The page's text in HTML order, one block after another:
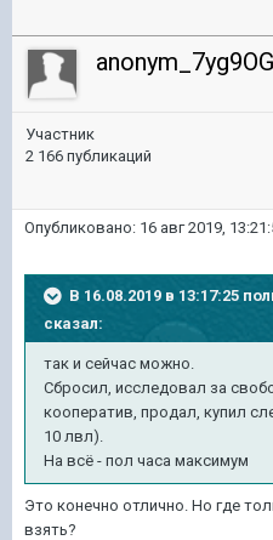
Участник
2 166 публикаций
Опубликовано: 16 авг 2019,
В 16.08.2019 в 13:17:25
сказал:
так и сейчас можно.
Сбросил, исследовал за
кооператив, продал, купил
10 лвл).
На всё - пол часа максимум
Это конечно отлично. Но где
взять?